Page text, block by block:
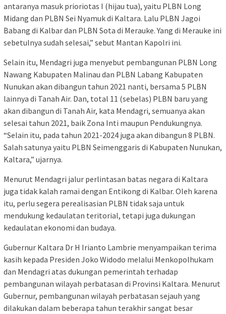
antaranya masuk prioriotas I (hijau tua), yaitu PLBN Long
Midang dan PLBN Sei Nyamuk di Kaltara. Lalu PLBN Jagoi
Babang di Kalbar dan PLBN Sota di Merauke. Yang di Merauke ini
sebetulnya sudah selesai,” sebut Mantan Kapolri ini.
Selain itu, Mendagri juga menyebut pembangunan PLBN Long
Nawang Kabupaten Malinau dan PLBN Labang Kabupaten
Nunukan akan dibangun tahun 2021 nanti, bersama 5 PLBN
lainnya di Tanah Air. Dan, total 11 (sebelas) PLBN baru yang
akan dibangun di Tanah Air, kata Mendagri, semuanya akan
selesai tahun 2021, baik Zona Inti maupun Pendukungnya.
“Selain itu, pada tahun 2021-2024 juga akan dibangun 8 PLBN.
Salah satunya yaitu PLBN Seimenggaris di Kabupaten Nunukan,
Kaltara,” ujarnya.
Menurut Mendagri jalur perlintasan batas negara di Kaltara
juga tidak kalah ramai dengan Entikong di Kalbar. Oleh karena
itu, perlu segera perealisasian PLBN tidak saja untuk
mendukung kedaulatan teritorial, tetapi juga dukungan
kedaulatan ekonomi dan budaya.
Gubernur Kaltara Dr H Irianto Lambrie menyampaikan terima
kasih kepada Presiden Joko Widodo melalui Menkopolhukam
dan Mendagri atas dukungan pemerintah terhadap
pembangunan wilayah perbatasan di Provinsi Kaltara. Menurut
Gubernur, pembangunan wilayah perbatasan sejauh yang
dilakukan dalam beberapa tahun terakhir sangat besar